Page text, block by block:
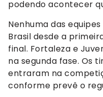
podendo acontecer
Nenhuma das
Brasil desde a
final. Fortaleza e
na segunda fase. Os
entraram na
conforme prevê o